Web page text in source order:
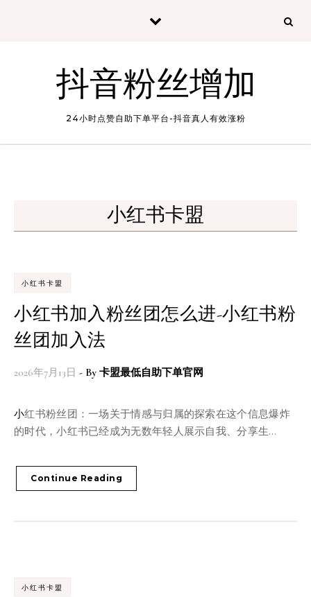
抖音粉丝增加
24小时点赞自助下单平台-抖音真人有效涨粉
小红书卡盟
小红书卡盟
小红书加入粉丝团怎么进-小红书粉
丝团加入法
2026年7月13日 - By 卡盟最低自助下单官网
小红书粉丝团：一场关于情感与归属的探索在这个信息爆炸
的时代，小红书已经成为无数年轻人展示自我、分享生…
Continue Reading
小红书卡盟